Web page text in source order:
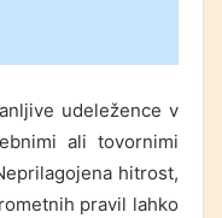
udeležence v
ali tovornimi
hitrost,
pravil lahko